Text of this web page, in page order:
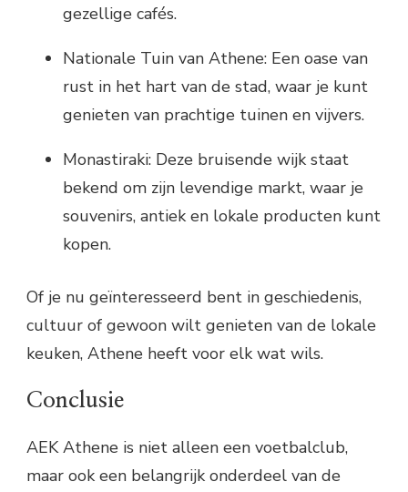
gezellige cafés.
Nationale Tuin van Athene: Een oase van
rust in het hart van de stad, waar je kunt
genieten van prachtige tuinen en vijvers.
Monastiraki: Deze bruisende wijk staat
bekend om zijn levendige markt, waar je
souvenirs, antiek en lokale producten kunt
kopen.
Of je nu geïnteresseerd bent in geschiedenis,
cultuur of gewoon wilt genieten van de lokale
keuken, Athene heeft voor elk wat wils.
Conclusie
AEK Athene is niet alleen een voetbalclub,
maar ook een belangrijk onderdeel van de